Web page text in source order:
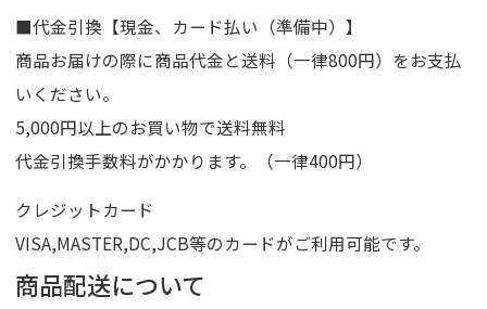
■代金引換【現金、カード払い（準備中）】
商品お届けの際に商品代金と送料（一律800円）をお支払
いください。
5,000円以上のお買い物で送料無料
代金引換手数料がかかります。（一律400円）
クレジットカード
VISA,MASTER,DC,JCB等のカードがご利用可能です。
商品配送について